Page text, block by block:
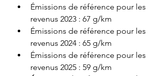
Émissions de référence pour les
revenus 2023 : 67 g/km
Émissions de référence pour les
revenus 2024 : 65 g/km
Émissions de référence pour les
revenus 2025 : 59 g/km